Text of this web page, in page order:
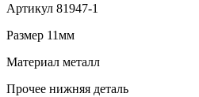
Артикул 81947-1
Размер 11мм
Материал металл
Прочее нижняя деталь